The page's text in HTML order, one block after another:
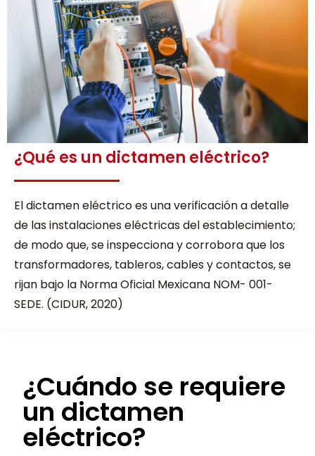
¿Qué es un dictamen eléctrico?
El dictamen eléctrico es una verificación a detalle
de las instalaciones eléctricas del establecimiento;
de modo que, se inspecciona y corrobora que los
transformadores, tableros, cables y contactos, se
rijan bajo la Norma Oficial Mexicana NOM- 001-
SEDE. (CIDUR, 2020)
¿Cuándo se requiere
un dictamen
eléctrico?